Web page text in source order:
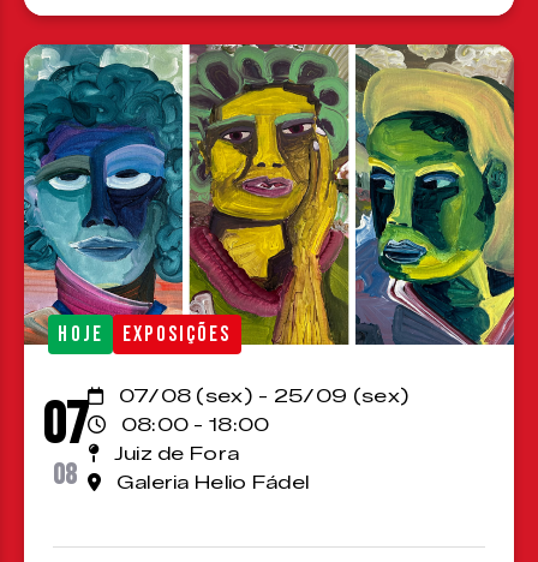
HOJE EXPOSIÇÕES
07
08
07/08 (sex) - 25/09 (sex)
08:00 - 18:00
Juiz de Fora
Galeria Helio Fádel